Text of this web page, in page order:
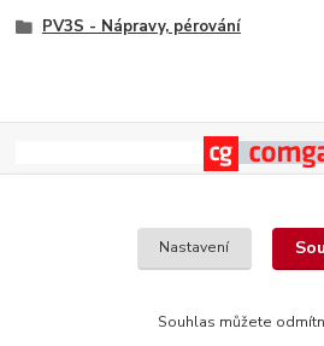
PV3S - Nápravy, pérování
Nastavení
Souhlas můžete